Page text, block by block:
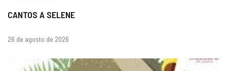
CANTOS A SELENE
Fechas
26 de agosto de 2026